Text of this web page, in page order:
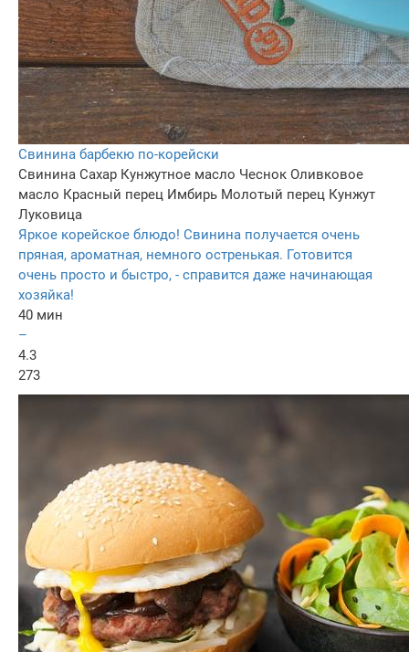
Свинина барбекю по-корейски
Свинина Сахар Кунжутное масло Чеснок Оливковое
масло Красный перец Имбирь Молотый перец Кунжут
Луковица
Яркое корейское блюдо! Свинина получается очень
пряная, ароматная, немного остренькая. Готовится
очень просто и быстро, - справится даже начинающая
хозяйка!
40 мин
–
4.3
273